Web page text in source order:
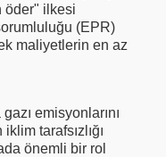
öder" ilkesi
(EPR)
maliyetlerin en az
emisyonlarını
tarafsızlığı
önemli bir rol